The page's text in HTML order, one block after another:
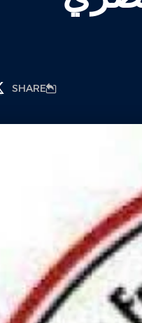
SHARE